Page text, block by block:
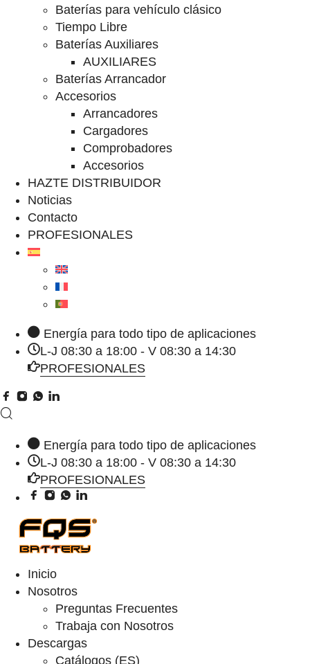
Baterías para vehículo clásico
Tiempo Libre
Baterías Auxiliares
AUXILIARES
Baterías Arrancador
Accesorios
Arrancadores
Cargadores
Comprobadores
Accesorios
HAZTE DISTRIBUIDOR
Noticias
Contacto
PROFESIONALES
Energía para todo tipo de aplicaciones
L-J 08:30 a 18:00 - V 08:30 a 14:30
PROFESIONALES
Energía para todo tipo de aplicaciones
L-J 08:30 a 18:00 - V 08:30 a 14:30
PROFESIONALES
Inicio
Nosotros
Preguntas Frecuentes
Trabaja con Nosotros
Descargas
Catálogos (ES)